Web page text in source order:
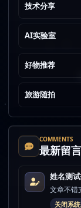
技术分享
AI实验室
好物推荐
旅游随拍
COMMENTS
最新留言
姓名测
文章不错
关闭系